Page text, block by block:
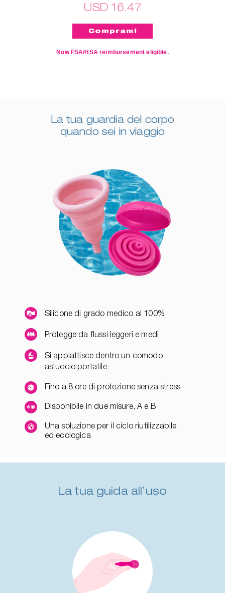
USD 16.47
Now FSA/HSA reimbursement eligible.
La tua guardia del corpo
quando sei in viaggio
Silicone di grado medico al 100%
Protegge da flussi leggeri e medi
Si appiattisce dentro un comodo
astuccio portatile
Fino a 8 ore di protezione senza stress
Disponibile in due misure, A e B
Una soluzione per il ciclo riutilizzabile
ed ecologica
La tua guida all’uso